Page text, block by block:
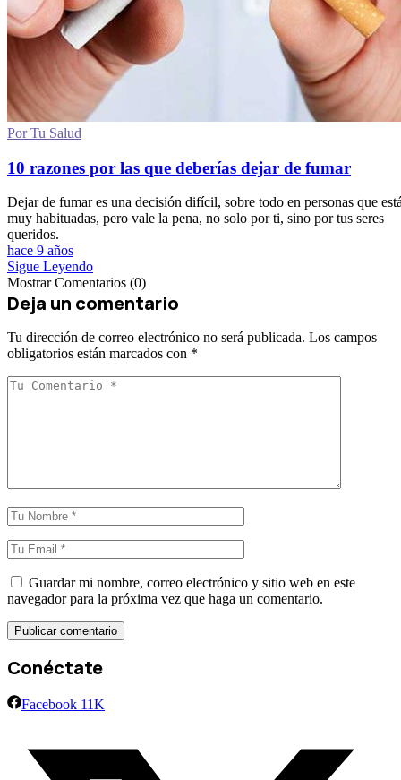
Por Tu Salud
10 razones por las que deberías dejar de fumar
Dejar de fumar es una decisión difícil, sobre todo en personas que
muy habituadas, pero vale la pena, no solo por ti, sino por tus seres
queridos.
hace 9 años
Sigue Leyendo
Mostrar Comentarios (0)
Deja un comentario
Tu dirección de correo electrónico no será publicada. Los campos
obligatorios están marcados con *
Guardar mi nombre, correo electrónico y sitio web en este
navegador para la próxima vez que haga un comentario.
Conéctate
Facebook 11K